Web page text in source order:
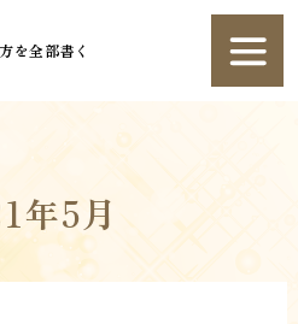
を全部書く
年5月